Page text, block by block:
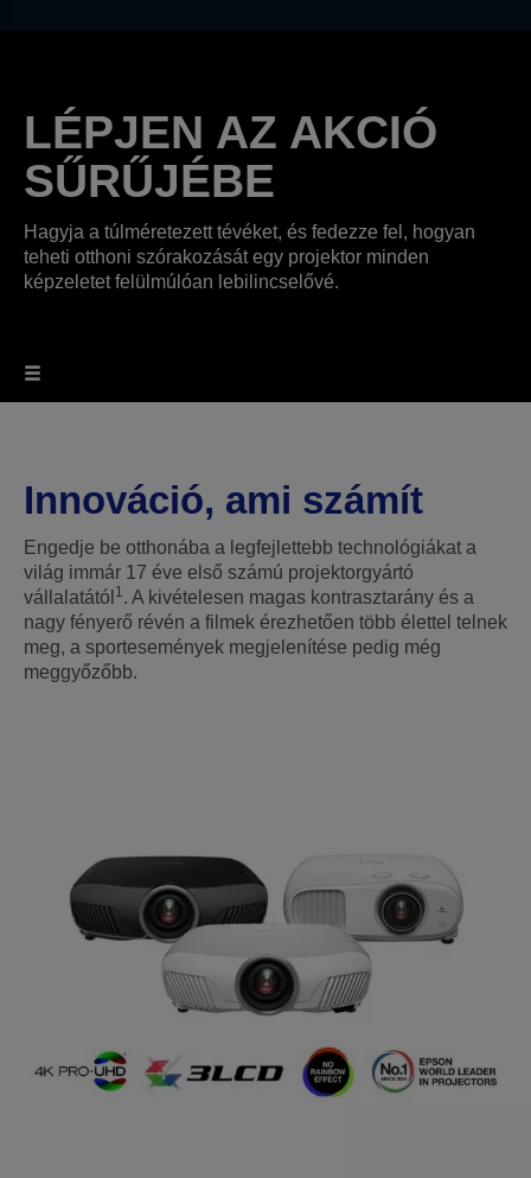
LÉPJEN AZ AKCIÓ
SŰRŰJÉBE
Hagyja a túlméretezett tévéket, és fedezze fel, hogyan
teheti otthoni szórakozását egy projektor minden
képzeletet felülmúlóan lebilincselővé.
Innováció, ami számít
Engedje be otthonába a legfejlettebb technológiákat a
világ immár 17 éve első számú projektorgyártó
vállalatától 1. A kivételesen magas kontrasztarány és a
nagy fényerő révén a filmek érezhetően több élettel telnek
meg, a sportesemények megjelenítése pedig még
meggyőzőbb.